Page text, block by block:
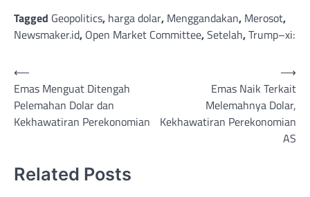
Tagged Geopolitics, harga dolar, Menggandakan, Merosot,
Newsmaker.id, Open Market Committee,Setelah,Trump–xi:
Post
navigation
⟵
Emas Menguat Ditengah
Pelemahan Dolar dan
Kekhawatiran Perekonomian
Emas Naik Terkait
Melemahnya Dolar,
Kekhawatiran Perekonomian
AS
⟶
Related Posts